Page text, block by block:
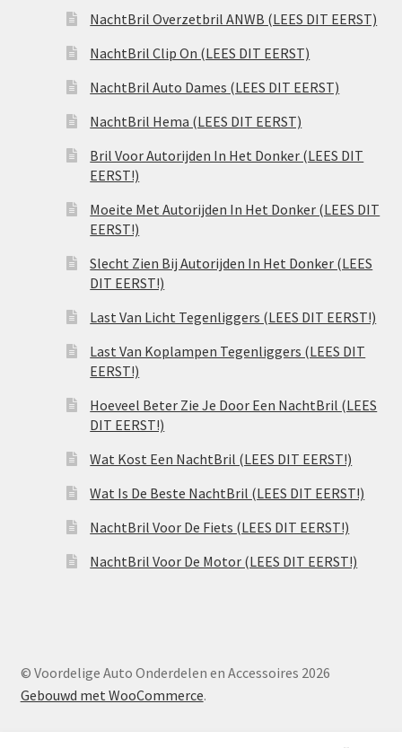
NachtBril Overzetbril ANWB (LEES DIT EERST)
NachtBril Clip On (LEES DIT EERST)
NachtBril Auto Dames (LEES DIT EERST)
NachtBril Hema (LEES DIT EERST)
Bril Voor Autorijden In Het Donker (LEES DIT
EERST!)
Moeite Met Autorijden In Het Donker (LEES DIT
EERST!)
Slecht Zien Bij Autorijden In Het Donker (LEES
DIT EERST!)
Last Van Licht Tegenliggers (LEES DIT EERST!)
Last Van Koplampen Tegenliggers (LEES DIT
EERST!)
Hoeveel Beter Zie Je Door Een NachtBril (LEES
DIT EERST!)
Wat Kost Een NachtBril (LEES DIT EERST!)
Wat Is De Beste NachtBril (LEES DIT EERST!)
NachtBril Voor De Fiets (LEES DIT EERST!)
NachtBril Voor De Motor (LEES DIT EERST!)
© Voordelige Auto Onderdelen en Accessoires 2026
Gebouwd met WooCommerce.